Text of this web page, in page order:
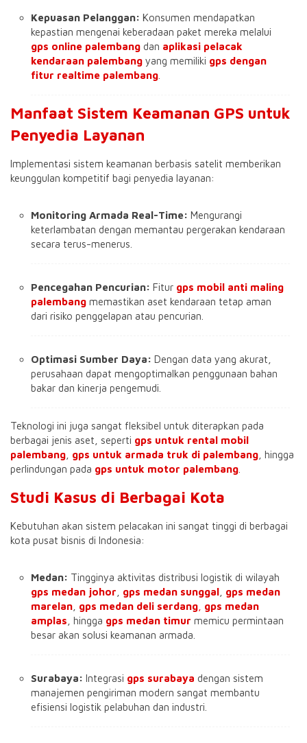
Kepuasan Pelanggan: Konsumen mendapatkan
kepastian mengenai keberadaan paket mereka melalui
gps online palembang dan aplikasi pelacak
kendaraan palembang yang memiliki gps dengan
fitur realtime palembang
Manfaat Sistem Keamanan GPS untuk
Penyedia Layanan
Implementasi sistem keamanan berbasis satelit memberikan
keunggulan kompetitif bagi penyedia layanan:
Monitoring Armada Real-Time: Mengurangi
keterlambatan dengan memantau pergerakan kendaraan
secara terus-menerus
Pencegahan Pencurian: Fitur gps mobil anti maling
palembang memastikan aset kendaraan tetap aman
dari risiko penggelapan atau pencurian
Optimasi Sumber Daya: Dengan data yang akurat,
perusahaan dapat mengoptimalkan penggunaan bahan
bakar dan kinerja pengemudi.
Teknologi ini juga sangat fleksibel untuk diterapkan pada
berbagai jenis aset, seperti gps untuk rental mobil
palembang gps untuk armada truk di palembang , hingga
perlindungan pada gps untuk motor palembang
Studi Kasus di Berbagai Kota
Kebutuhan akan sistem pelacakan ini sangat tinggi di berbagai
kota pusat bisnis di Indonesia:
Medan: Tingginya aktivitas distribusi logistik di wilayah
gps medan johor
gps medan sunggal gps medan
marelan gps medan deli serdang gps medan
amplas , hingga gps medan timur memicu permintaan
besar akan solusi keamanan armada.
Surabaya: Integrasi gps surabaya dengan sistem
manajemen pengiriman modern sangat membantu
efisiensi logistik pelabuhan dan industri.